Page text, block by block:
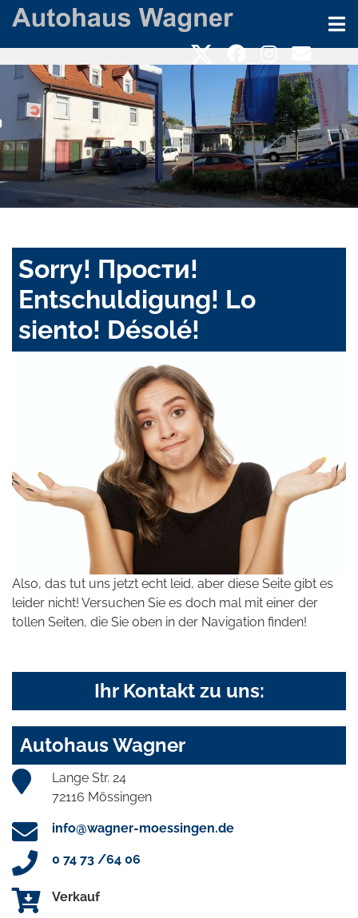
Sorry! Прости!
Entschuldigung! Lo
siento! Désolé!
Also, das tut uns jetzt echt leid, aber diese Seite gibt es
leider nicht! Versuchen Sie es doch mal mit einer der
tollen Seiten, die Sie oben in der Navigation finden!
Ihr Kontakt zu uns:
Autohaus Wagner
Lange Str. 24
72116 Mössingen
info@wagner-moessingen.de
0 74 73 /64 06
Verkauf